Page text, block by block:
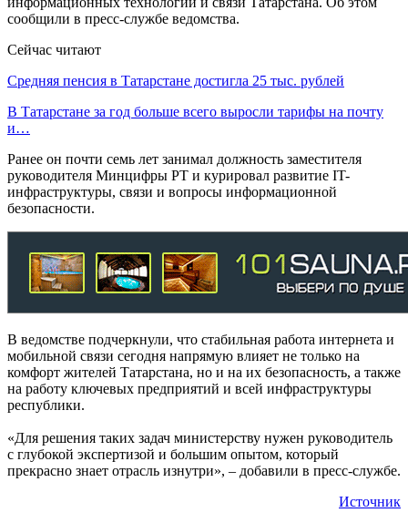
сообщили в пресс-службе ведомства.
Сейчас читают
Средняя пенсия в Татарстане достигла 25 тыс. рублей
В Татарстане за год больше всего выросли тарифы на почту
и…
Ранее он почти семь лет занимал должность заместителя
руководителя Минцифры РТ и курировал развитие IT-
инфраструктуры, связи и вопросы информационной
безопасности.
В ведомстве подчеркнули, что стабильная работа интернета и
мобильной связи сегодня напрямую влияет не только на
комфорт жителей Татарстана, но и на их безопасность, а также
на работу ключевых предприятий и всей инфраструктуры
республики.
«Для решения таких задач министерству нужен руководитель
с глубокой экспертизой и большим опытом, который
прекрасно знает отрасль изнутри», – добавили в пресс-службе.
Источник